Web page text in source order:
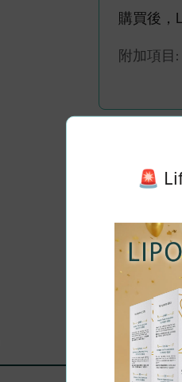
購買後，
附加項目:
小童基本身
🚨